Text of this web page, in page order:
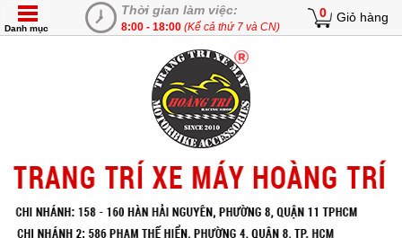
Thời gian làm việc:
8:00 - 18:00 (Kể cả thứ 7 và CN)
0 Giỏ hàng
Danh mục